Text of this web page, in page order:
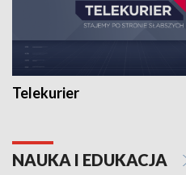
Telekurier
NAUKA I EDUKACJA